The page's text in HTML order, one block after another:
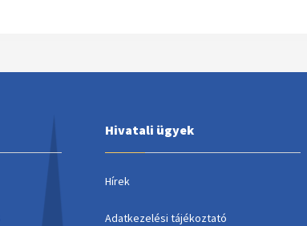
Hivatali ügyek
Hírek
Adatkezelési tájékoztató